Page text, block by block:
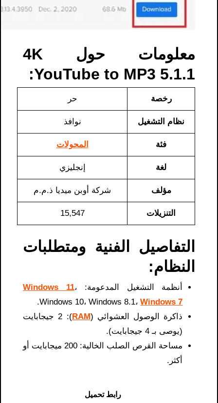
معلومات حول 4K
YouTube to MP3 5.1.1:
رخصة حر
نظام التشغيل نوافذ
فئة المحولات
لغة إنجليزي
مؤلف شركة أوبن ميديا ​​ذ.م.م
التنزيلات 15,547
التفاصيل الفنية ومتطلبات
النظام:
أنظمة التشغيل المدعومة: Windows 11،
Windows 10، Windows 8.1،Windows 7
.
ذاكرة الوصول العشوائي (RAM
): 2 جيجابايت
(يوصى بـ 4 جيجابايت).
مساحة القرص الصلب الخالية: 200 ميجابايت أو
أكثر.
رابط تحميل